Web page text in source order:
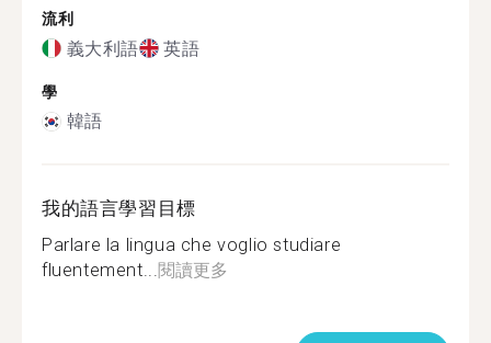
流利
義大利語 英語
學
韓語
我的語言學習目標
Parlare la lingua che voglio studiare
fluentement...閱讀更多